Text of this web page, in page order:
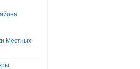
Местных